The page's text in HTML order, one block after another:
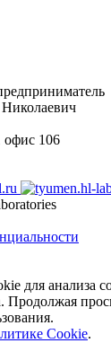
офис 106
для анализа
Продолжая
Cookie.